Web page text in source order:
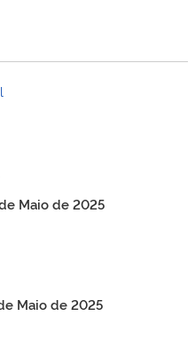
Maio de 2025
Maio de 2025